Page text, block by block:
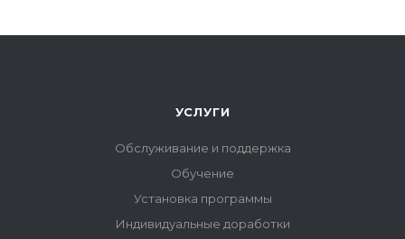
УСЛУГИ
Обслуживание и поддержка
Обучение
Установка программы
Индивидуальные доработки